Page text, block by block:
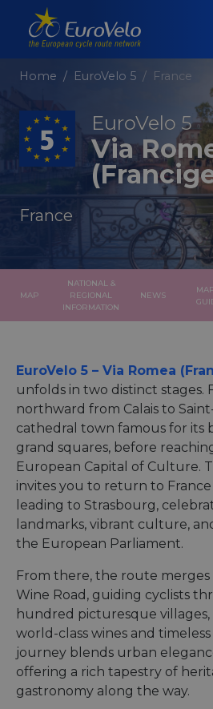
Home EuroVelo 5 France
EuroVelo 5
Via
France
MAP
NATIONAL &
REGIONAL
INFORMATION
NEWS
EuroVelo 5 – Via Romea
unfolds in two distinct stages.
northward from Calais to
cathedral town famous for its
grand squares, before
European Capital of Culture.
invites you to return to France
leading to Strasbourg,
landmarks, vibrant culture,
the European Parliament.
From there, the route merges
Wine Road, guiding cyclists
hundred picturesque
world-class wines and
journey blends urban
offering a rich tapestry of
gastronomy along the way.